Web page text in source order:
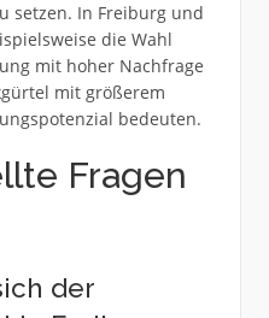
setzen. In Freiburg und
die Wahl
mit hoher Nachfrage
mit größerem
bedeuten.
Fragen
der